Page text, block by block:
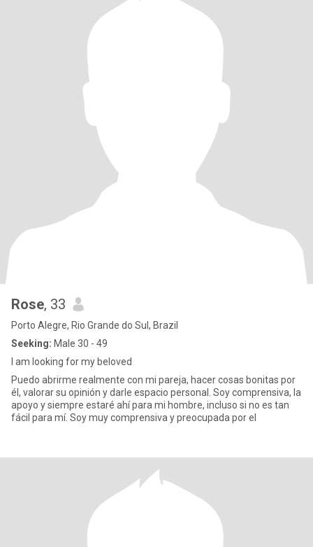
Rose, 33
Porto Alegre, Rio Grande do Sul, Brazil
Seeking: Male 30 - 49
I am looking for my beloved
Puedo abrirme realmente con mi pareja, hacer cosas bonitas por
él, valorar su opinión y darle espacio personal. Soy comprensiva, la
apoyo y siempre estaré ahí para mi hombre, incluso si no es tan
fácil para mí. Soy muy comprensiva y preocupada por el